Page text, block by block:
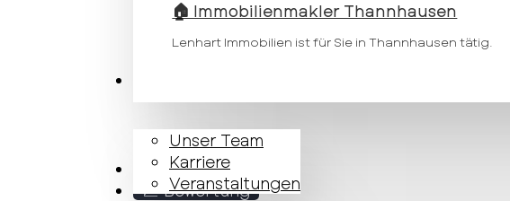
🏠 Immobilienmakler Thannhausen
Lenhart Immobilien ist für Sie in Thannhausen tätig.
Unser Team
Karriere
Veranstaltungen
Kontakt
📈 Bewertung